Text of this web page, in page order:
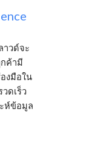
าวด์จะ
ค้ามี
งมือใน
ดเร็ว
ห์ข้อมูล